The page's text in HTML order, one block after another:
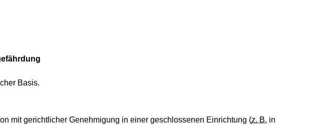
Basis.
mit gerichtlicher Genehmigung in einer geschlossenen Einrichtung (z. B. in